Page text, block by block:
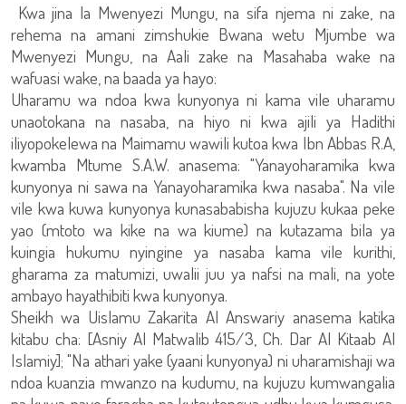
Kwa jina la Mwenyezi Mungu, na sifa njema ni zake, na
rehema na amani zimshukie Bwana wetu Mjumbe wa
Mwenyezi Mungu, na Aali zake na Masahaba wake na
wafuasi wake, na baada ya hayo:
Uharamu wa ndoa kwa kunyonya ni kama vile uharamu
unaotokana na nasaba, na hiyo ni kwa ajili ya Hadithi
iliyopokelewa na Maimamu wawili kutoa kwa Ibn Abbas R.A,
kwamba Mtume S.A.W. anasema: "Yanayoharamika kwa
kunyonya ni sawa na Yanayoharamika kwa nasaba". Na vile
vile kwa kuwa kunyonya kunasababisha kujuzu kukaa peke
yao (mtoto wa kike na wa kiume) na kutazama bila ya
kuingia hukumu nyingine ya nasaba kama vile kurithi,
gharama za matumizi, uwalii juu ya nafsi na mali, na yote
ambayo hayathibiti kwa kunyonya.
Sheikh wa Uislamu Zakarita Al Answariy anasema katika
kitabu cha: [Asniy Al Matwalib 415/3, Ch. Dar Al Kitaab Al
Islamiy]; "Na athari yake (yaani kunyonya) ni uharamishaji wa
ndoa kuanzia mwanzo na kudumu, na kujuzu kumwangalia